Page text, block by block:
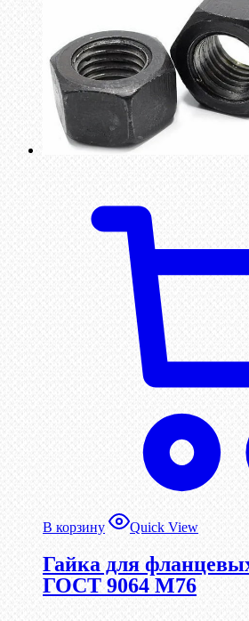
В корзину Quick View
Гайка для
ГОСТ 9064 М76